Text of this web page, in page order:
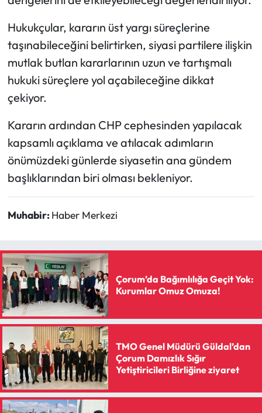
Hukukçular, kararın üst yargı süreçlerine
taşınabileceğini belirtirken, siyasi partilere ilişkin
mutlak butlan kararlarının uzun ve tartışmalı
hukuki süreçlere yol açabileceğine dikkat
çekiyor.
Kararın ardından CHP cephesinden yapılacak
kapsamlı açıklama ve atılacak adımların
önümüzdeki günlerde siyasetin ana gündem
başlıklarından biri olması bekleniyor.
Muhabir: Haber Merkezi
Çorum’da Bağımlılığa Geçit Yok:
Kurumlar Omuz Omuza!
TMO Genel Müdürü Güldal’dan
Çorum Damızlık Sığır
Yetiştiricileri Birliğine ziyaret